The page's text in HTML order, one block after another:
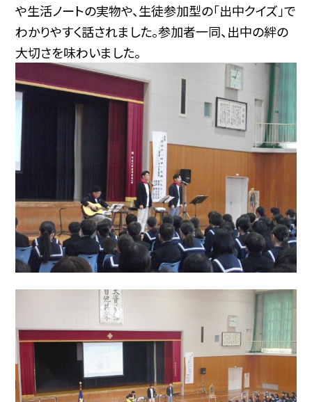
や生活ノートの実物や、生徒参加型の「出中クイズ」で
わかりやすく話されました。参加者一同、出中の絆の
大切さを味わいました。